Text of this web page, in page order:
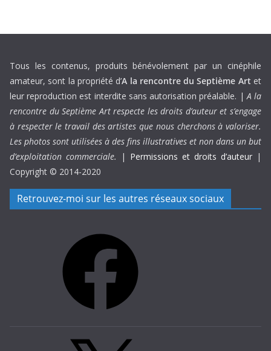
Tous les contenus, produits bénévolement par un cinéphile
amateur, sont la propriété d’A la rencontre du Septième Art et
leur reproduction est interdite sans autorisation préalable. |A la
rencontre du Septième Art respecte les droits d’auteur et s’engage
à respecter le travail des artistes que nous cherchons à valoriser.
Les photos sont utilisées à des fins illustratives et non dans un but
d’exploitation commerciale.
| Permissions et droits d’auteur |
Copyright © 2014-2020
Retrouvez-moi sur les autres réseaux sociaux